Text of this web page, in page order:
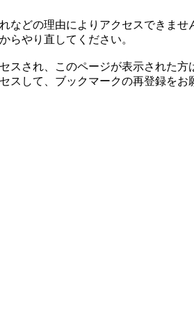
などの理由によりアクセスできませ
らやり直してください。
スされ、このページが表示された方
スして、ブックマークの再登録をお